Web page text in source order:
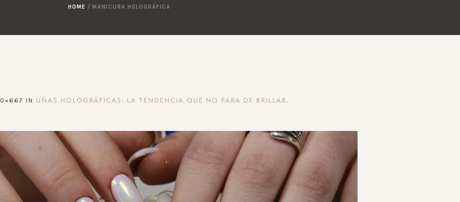
HOME / MANICURA HOLOGRÁFICA
IN UÑAS HOLOGRÁFICAS: LA TENDENCIA QUE NO PARA DE BRILLAR.